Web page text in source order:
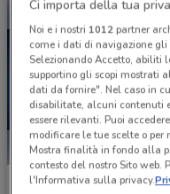
LaFeltrinelli
Ci importa della tua
Noi e i nostri 1012partner
come i dati di navigazione
Selezionando Accetto, abiliti
supportino gli scopi mostrati
dati da fornire". Nel caso in
disabilitate, alcuni contenuti
essere rilevanti. Puoi
modificare le tue scelte o per
Mostra finalità in fondo alla
contesto del nostro Sito web.
l'Informativa sulla privacy.